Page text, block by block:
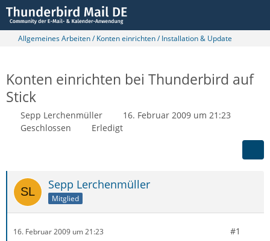
Allgemeines Arbeiten / Konten einrichten / Installation & Update
Konten einrichten bei Thunderbird auf
Stick
Sepp Lerchenmüller
16. Februar 2009 um 21:23
Geschlossen
Erledigt
Sepp Lerchenmüller
Mitglied
16. Februar 2009 um 21:23 #1